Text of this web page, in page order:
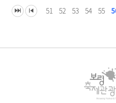
51 52 53 54 55